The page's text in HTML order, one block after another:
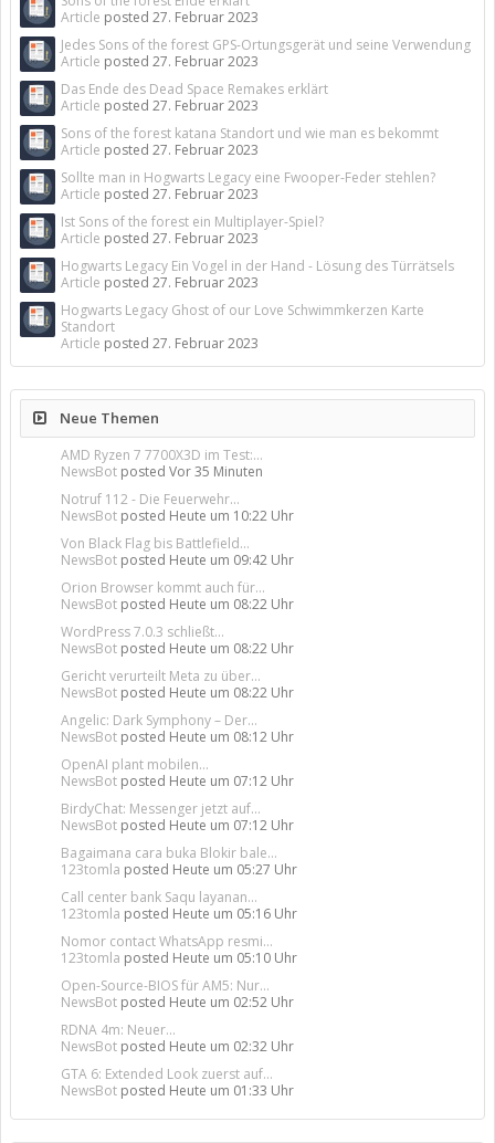
Article posted 27. Februar 2023
Jedes Sons of the forest GPS-Ortungsgerät und seine Verwendung
Article posted 27. Februar 2023
Das Ende des Dead Space Remakes erklärt
Article posted 27. Februar 2023
Sons of the forest katana Standort und wie man es bekommt
Article posted 27. Februar 2023
Sollte man in Hogwarts Legacy eine Fwooper-Feder stehlen?
Article posted 27. Februar 2023
Ist Sons of the forest ein Multiplayer-Spiel?
Article posted 27. Februar 2023
Hogwarts Legacy Ein Vogel in der Hand - Lösung des Türrätsels
Article posted 27. Februar 2023
Hogwarts Legacy Ghost of our Love Schwimmkerzen Karte
Standort
Article posted 27. Februar 2023
Neue Themen
AMD Ryzen 7 7700X3D im Test:...
NewsBot posted Vor 35 Minuten
Notruf 112 - Die Feuerwehr...
NewsBot posted Heute um 10:22 Uhr
Von Black Flag bis Battlefield...
NewsBot posted Heute um 09:42 Uhr
Orion Browser kommt auch für...
NewsBot posted Heute um 08:22 Uhr
WordPress 7.0.3 schließt...
NewsBot posted Heute um 08:22 Uhr
Gericht verurteilt Meta zu über...
NewsBot posted Heute um 08:22 Uhr
Angelic: Dark Symphony – Der...
NewsBot posted Heute um 08:12 Uhr
OpenAI plant mobilen...
NewsBot posted Heute um 07:12 Uhr
BirdyChat: Messenger jetzt auf...
NewsBot posted Heute um 07:12 Uhr
Bagaimana cara buka Blokir bale...
123tomla posted Heute um 05:27 Uhr
Call center bank Saqu layanan...
123tomla posted Heute um 05:16 Uhr
Nomor contact WhatsApp resmi...
123tomla posted Heute um 05:10 Uhr
Open-Source-BIOS für AM5: Nur...
NewsBot posted Heute um 02:52 Uhr
RDNA 4m: Neuer...
NewsBot posted Heute um 02:32 Uhr
GTA 6: Extended Look zuerst auf...
NewsBot posted Heute um 01:33 Uhr